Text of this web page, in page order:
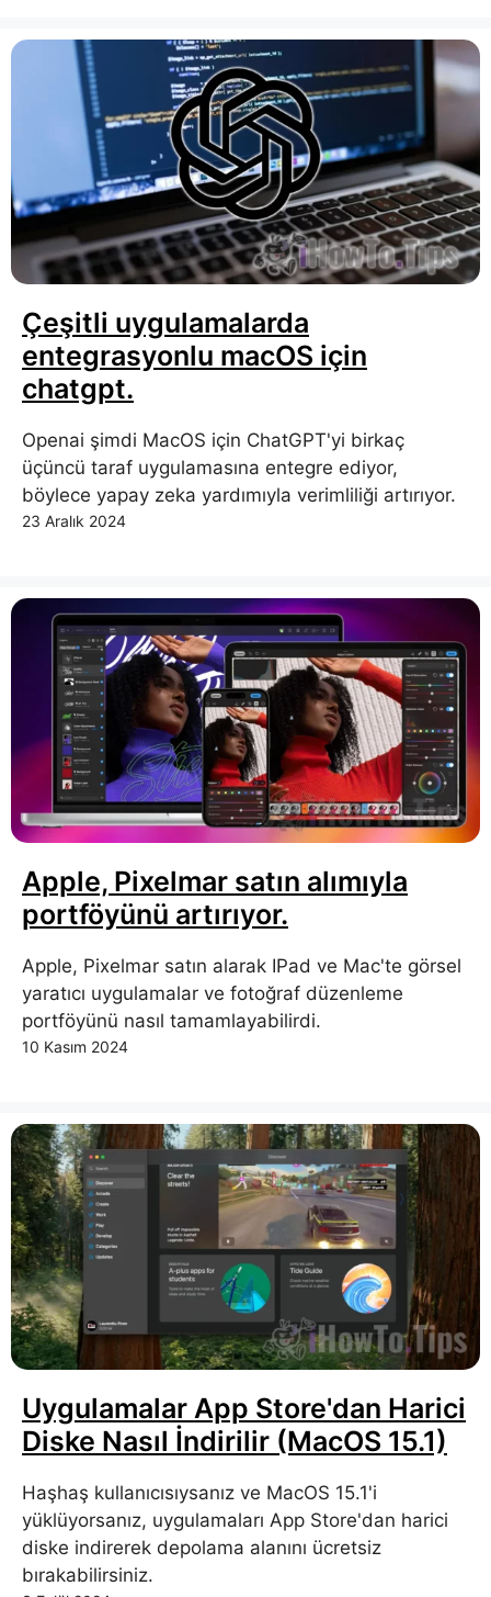
Çeşitli uygulamalarda
entegrasyonlu macOS için
chatgpt.
Openai şimdi MacOS için ChatGPT'yi birkaç
üçüncü taraf uygulamasına entegre ediyor,
böylece yapay zeka yardımıyla verimliliği artırıyor.
23 Aralık 2024
Apple, Pixelmar satın alımıyla
portföyünü artırıyor.
Apple, Pixelmar satın alarak IPad ve Mac'te görsel
yaratıcı uygulamalar ve fotoğraf düzenleme
portföyünü nasıl tamamlayabilirdi.
10 Kasım 2024
Uygulamalar App Store'dan Harici
Diske Nasıl İndirilir (MacOS 15.1)
Haşhaş kullanıcısıysanız ve MacOS 15.1'i
yüklüyorsanız, uygulamaları App Store'dan harici
diske indirerek depolama alanını ücretsiz
bırakabilirsiniz.